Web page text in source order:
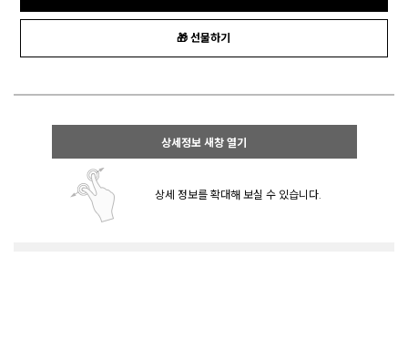
🎁 선물하기
상세정보 새창 열기
상세 정보를 확대해 보실 수 있습니다.